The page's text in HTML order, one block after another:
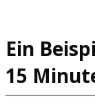
Ein
15